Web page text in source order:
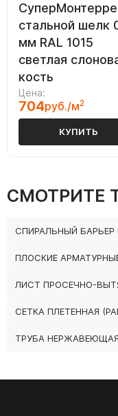
стальной шелк
мм RAL 1015
светлая
кость
Цена:
704руб./м2
КУПИТЬ
СМОТРИТЕ
СПИРАЛЬНЫЙ
ПЛОСКИЕ
ЛИСТ ПРОСЕЧНО-
СЕТКА ПЛЕТЕННАЯ
ТРУБА